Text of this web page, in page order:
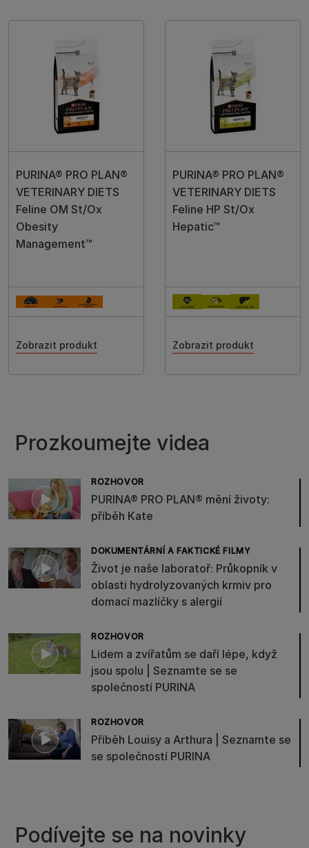
PURINA® PRO PLAN®
VETERINARY DIETS
Feline OM St/Ox
Obesity
Management™
Zobrazit produkt
PURINA® PRO PLAN®
VETERINARY DIETS
Feline HP St/Ox
Hepatic™
Zobrazit produkt
Prozkoumejte videa
ROZHOVOR
PURINA® PRO PLAN® mění životy:
příběh Kate
DOKUMENTÁRNÍ A FAKTICKÉ FILMY
Život je naše laboratoř: Průkopník v
oblasti hydrolyzovaných krmiv pro
domací mazlíčky s alergií
ROZHOVOR
Lidem a zvířatům se daří lépe, když
jsou spolu | Seznamte se se
společností PURINA
ROZHOVOR
Příběh Louisy a Arthura | Seznamte se
se společností PURINA
Podívejte se na novinky